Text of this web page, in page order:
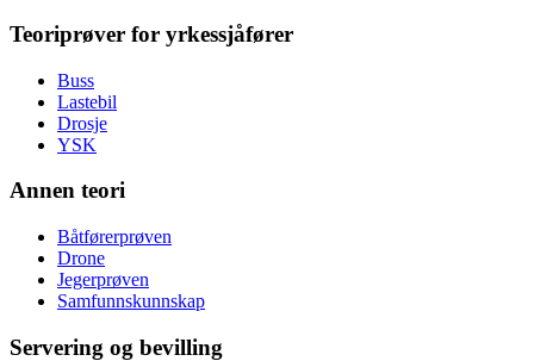
Teoriprøver for yrkessjåfører
Buss
Lastebil
Drosje
YSK
Annen teori
Båtførerprøven
Drone
Jegerprøven
Samfunnskunnskap
Servering og bevilling